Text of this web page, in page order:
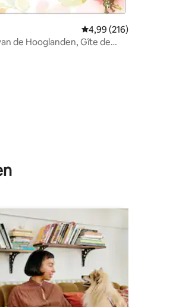
van 5 op 5, 15 recensies
Gemiddelde
4,99 (216)
de Hooglanden, Gîte de